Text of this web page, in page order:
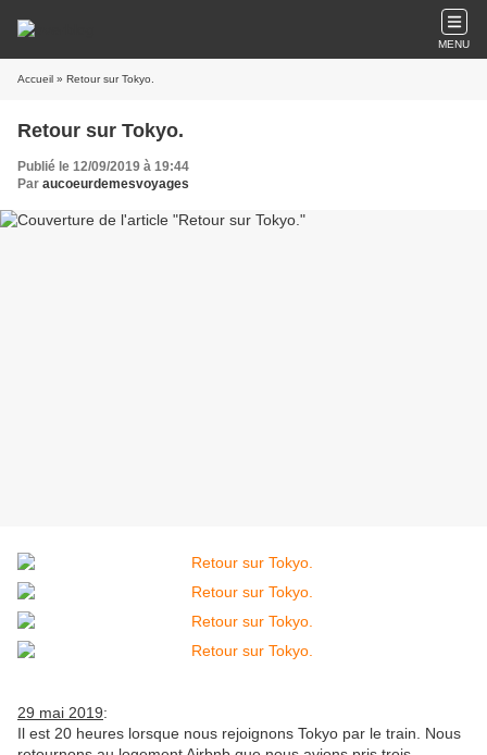
MENU
Accueil » Retour sur Tokyo.
Retour sur Tokyo.
Publié le 12/09/2019 à 19:44
Par aucoeurdemesvoyages
29 mai 2019:
Il est 20 heures lorsque nous rejoignons Tokyo par le train. Nous